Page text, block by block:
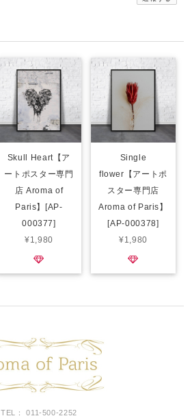
Skull Heart【ア
ートポスター専門
店 Aroma of
Paris】[AP-
000377]
¥1,980
Single
flower【アートポ
スター専門店
Aroma of Paris】
[AP-000378]
¥1,980
TEL： 011-500-2252